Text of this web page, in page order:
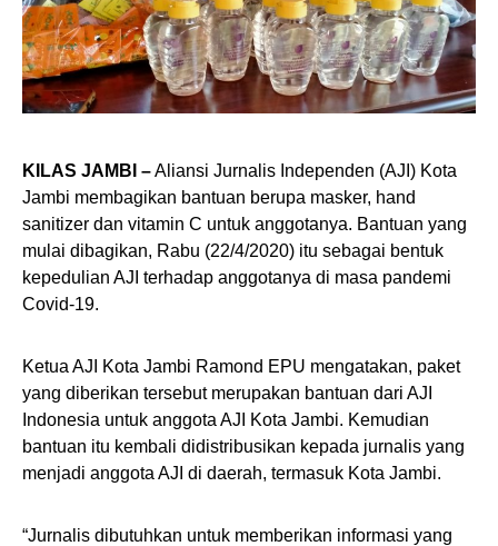
KILAS JAMBI –Aliansi Jurnalis Independen (AJI) Kota
Jambi membagikan bantuan berupa masker, hand
sanitizer dan vitamin C untuk anggotanya. Bantuan yang
mulai dibagikan, Rabu (22/4/2020) itu sebagai bentuk
kepedulian AJI terhadap anggotanya di masa pandemi
Covid-19.
Ketua AJI Kota Jambi Ramond EPU mengatakan, paket
yang diberikan tersebut merupakan bantuan dari AJI
Indonesia untuk anggota AJI Kota Jambi. Kemudian
bantuan itu kembali didistribusikan kepada jurnalis yang
menjadi anggota AJI di daerah, termasuk Kota Jambi.
“Jurnalis dibutuhkan untuk memberikan informasi yang